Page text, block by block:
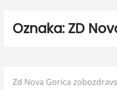
Oznaka: ZD
Posted
Zd Nova Gorica